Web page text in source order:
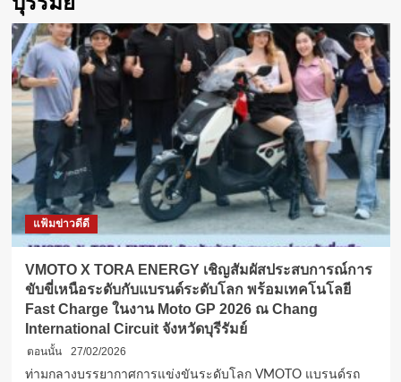
แฟ้มข่าวดีดี
VMOTO X TORA ENERGY เชิญสัมผัสประสบการณ์การ
ขับขี่เหนือระดับกับแบรนด์ระดับโลก พร้อมเทคโนโลยี
Fast Charge ในงาน Moto GP 2026 ณ Chang
International Circuit จังหวัดบุรีรัมย์
ตอนนั้น
27/02/2026
ท่ามกลางบรรยากาศการแข่งขันระดับโลก VMOTO แบรนด์รถ